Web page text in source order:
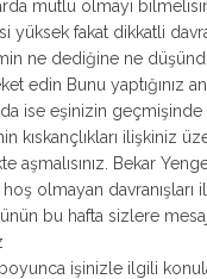
mutlu olmayı
yüksek fakat dikkatli
ne dediğine ne
edin Bunu yaptığınız
ise eşinizin
kıskançlıkları ilişkiniz
aşmalısınız. Bekar
hoş olmayan
bu hafta sizlere
işinizle ilgili